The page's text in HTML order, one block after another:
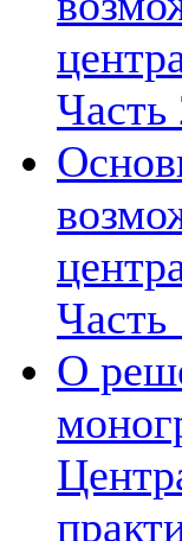
Часть
Часть
О